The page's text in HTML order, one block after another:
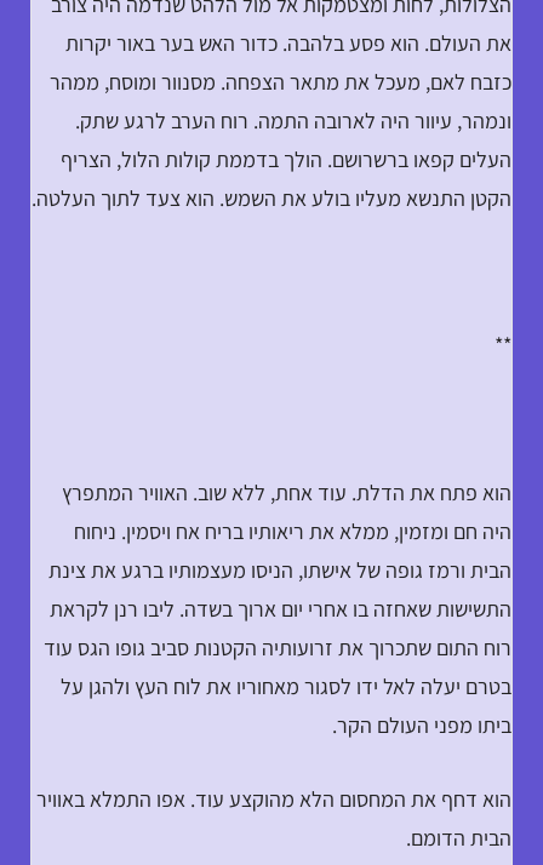
את העולם. הוא פסע בלהבה. כדור האש בער באור יקרות
כזבח לאם, מעכל את מתאר הצפחה. מסנוור ומוסח, ממהר
ונמהר, עיוור היה לארובה התמה. רוח הערב לרגע שתק.
העלים קפאו ברשרושם. הולך בדממת קולות הלול, הצריף
הקטן התנשא מעליו בולע את השמש. הוא צעד לתוך העלטה.
**
הוא פתח את הדלת. עוד אחת, ללא שוב. האוויר המתפרץ
היה חם ומזמין, ממלא את ריאותיו בריח אח ויסמין. ניחוח
הבית ורמז גופה של אישתו, הניסו מעצמותיו ברגע את צינת
התשישות שאחזה בו אחרי יום ארוך בשדה. ליבו רנן לקראת
רוח התום שתכרוך את זרועותיה הקטנות סביב גופו הגס עוד
בטרם יעלה לאל ידו לסגור מאחוריו את לוח העץ ולהגן על
ביתו מפני העולם הקר.
הוא דחף את המחסום הלא מהוקצע עוד. אפו התמלא באוויר
הבית הדומם.